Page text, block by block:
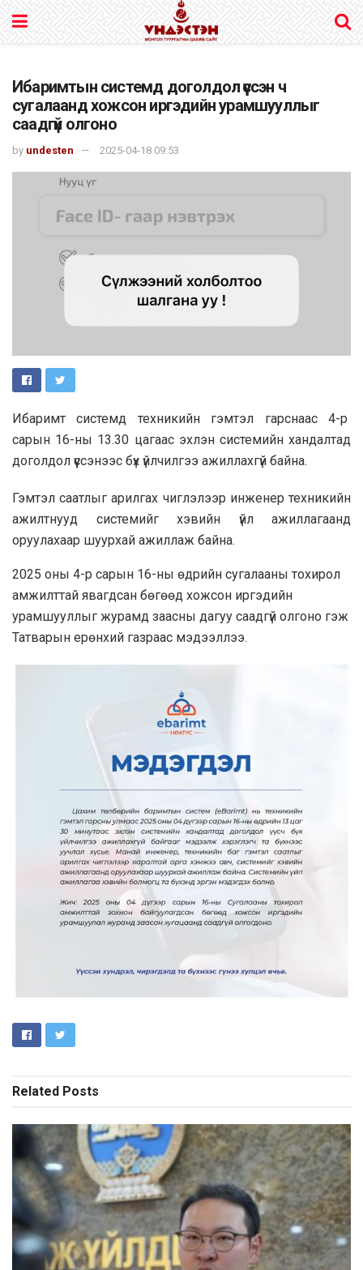
Ибаримтын системд доголдол үүссэн ч
сугалаанд хожсон иргэдийн урамшууллыг
саадгүй олгоно
by undesten 2025-04-18 09:53
Ибаримт системд техникийн гэмтэл гарснаас 4-р
сарын 16-ны 13.30 цагаас эхлэн системийн хандалтад
доголдол үүссэнээс бүх үйлчилгээ ажиллахгүй байна.
Гэмтэл саатлыг арилгах чиглэлээр инженер техникийн
ажилтнууд системийг хэвийн үйл ажиллагаанд
оруулахаар шуурхай ажиллаж байна.
2025 оны 4-р сарын 16-ны өдрийн сугалааны тохирол
амжилттай явагдсан бөгөөд хожсон иргэдийн
урамшууллыг журамд заасны дагуу саадгүй олгоно гэж
Татварын ерөнхий газраас мэдээллээ.
Related Posts